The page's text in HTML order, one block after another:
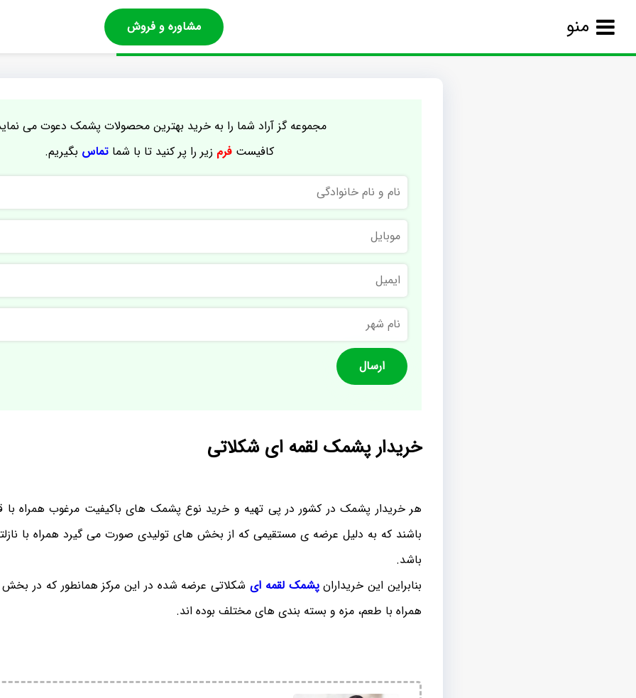
منو مشاوره و فروش
مجموعه گز آراد شما را به خرید بهترین محصولات پشمک دعوت می
کافیستفرم زیر را پر کنید تا با شماتماس بگیریم.
و
نام
خانوادگی
موبایل
ایمیل
نام
شهر
خریدار پشمک لقمه ای شکلاتی
هر خریدار پشمک در کشور در پی تهیه و خرید نوع پشمک های باکیفیت مرغوب همراه
باشند که به دلیل عرضه ی مستقیمی که از بخش های تولیدی صورت می گیرد همراه با
باشد.
بنابراین این خریدارانپشمک لقمه ایشکلاتی عرضه شده در این مرکز همانطور که در بخش
همراه با طعم، مزه و بسته بندی های مختلف بوده اند.